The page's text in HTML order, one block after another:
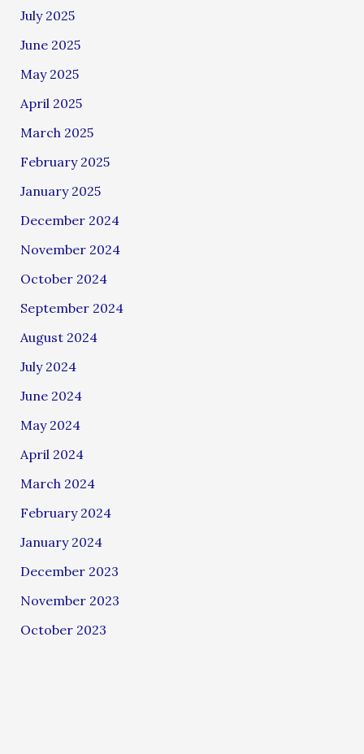
July 2025
June 2025
May 2025
April 2025
March 2025
February 2025
January 2025
December 2024
November 2024
October 2024
September 2024
August 2024
July 2024
June 2024
May 2024
April 2024
March 2024
February 2024
January 2024
December 2023
November 2023
October 2023